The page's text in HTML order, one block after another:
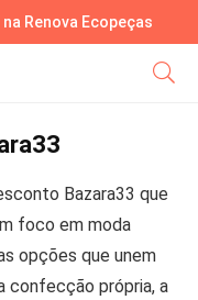
Renova Ecopeças
Bazara33 que
foco em moda
opções que unem
confecção própria, a